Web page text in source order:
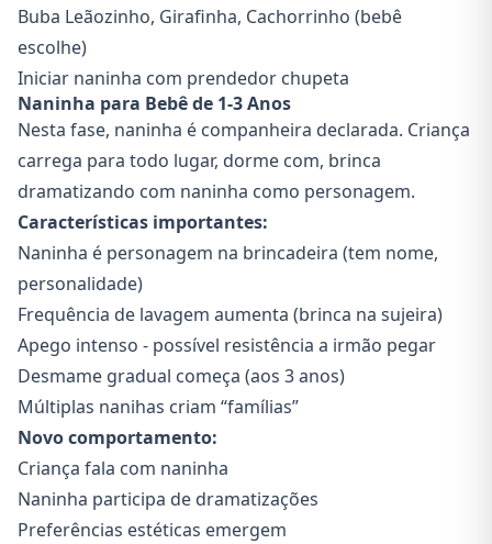
Buba Leãozinho, Girafinha, Cachorrinho (bebê
escolhe)
Iniciar naninha com prendedor chupeta
Naninha para Bebê de 1-3 Anos
Nesta fase, naninha é companheira declarada. Criança
carrega para todo lugar, dorme com, brinca
dramatizando com naninha como personagem.
Características importantes:
Naninha é personagem na brincadeira (tem nome,
personalidade)
Frequência de lavagem aumenta (brinca na sujeira)
Apego intenso - possível resistência a irmão pegar
Desmame gradual começa (aos 3 anos)
Múltiplas nanihas criam “famílias”
Novo comportamento:
Criança fala com naninha
Naninha participa de dramatizações
Preferências estéticas emergem